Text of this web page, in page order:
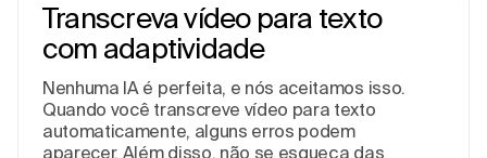
Transcreva vídeo para texto
com adaptividade
Nenhuma IA é perfeita, e nós aceitamos isso.
Quando você transcreve vídeo para texto
automaticamente, alguns erros podem
aparecer. Além disso, não se esqueça das